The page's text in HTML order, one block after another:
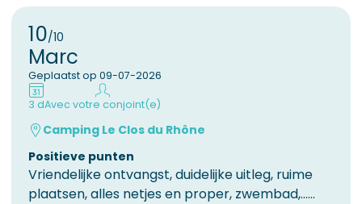
10/10
Marc
Geplaatst op 09-07-2026
3 dAvec votre conjoint(e)
Camping Le Clos du Rhône
Positieve punten
Vriendelijke ontvangst, duidelijke uitleg, ruime
plaatsen, alles netjes en proper, zwembad,......